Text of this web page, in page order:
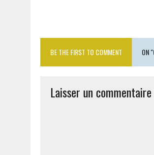
BE THE FIRST TO COMMENT ON
Laisser un commentaire